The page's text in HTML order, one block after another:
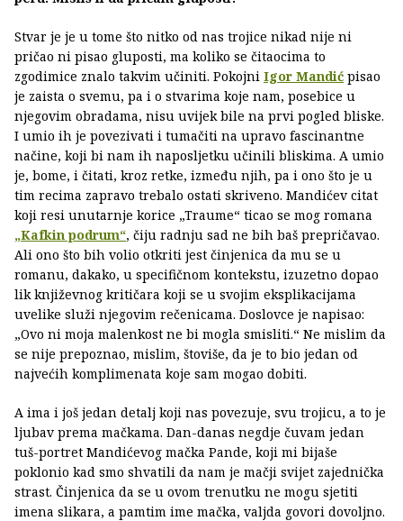
Stvar je je u tome što nitko od nas trojice nikad nije ni
pričao ni pisao gluposti, ma koliko se čitaocima to
zgodimice znalo takvim učiniti. Pokojni Igor Mandić pisao
je zaista o svemu, pa i o stvarima koje nam, posebice u
njegovim obradama, nisu uvijek bile na prvi pogled bliske.
I umio ih je povezivati i tumačiti na upravo fascinantne
načine, koji bi nam ih naposljetku učinili bliskima. A umio
je, bome, i čitati, kroz retke, između njih, pa i ono što je u
tim recima zapravo trebalo ostati skriveno. Mandićev citat
koji resi unutarnje korice „Traume“ ticao se mog romana
„Kafkin podrum“, čiju radnju sad ne bih baš prepričavao.
Ali ono što bih volio otkriti jest činjenica da mu se u
romanu, dakako, u specifičnom kontekstu, izuzetno dopao
lik književnog kritičara koji se u svojim eksplikacijama
uvelike služi njegovim rečenicama. Doslovce je napisao:
„Ovo ni moja malenkost ne bi mogla smisliti.“ Ne mislim da
se nije prepoznao, mislim, štoviše, da je to bio jedan od
najvećih komplimenata koje sam mogao dobiti.
A ima i još jedan detalj koji nas povezuje, svu trojicu, a to je
ljubav prema mačkama. Dan-danas negdje čuvam jedan
tuš-portret Mandićevog mačka Pande, koji mi bijaše
poklonio kad smo shvatili da nam je mačji svijet zajednička
strast. Činjenica da se u ovom trenutku ne mogu sjetiti
imena slikara, a pamtim ime mačka, valjda govori dovoljno.